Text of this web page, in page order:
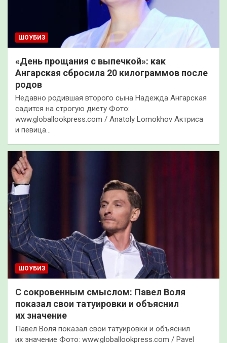
ШОУБИЗ
«День прощания с выпечкой»: как
Ангарская сбросила 20 килограммов после
родов
Недавно родившая второго сына Надежда Ангарская
садится на строгую диету Фото:
www.globallookpress.com / Anatoly Lomokhov Актриса
и певица…
ШОУБИЗ
С сокровенным смыслом: Павел Воля
показал свои татуировки и объяснил
их значение
Павел Воля показал свои татуировки и объяснил
их значение Фото: www.globallookpress.com / Pavel